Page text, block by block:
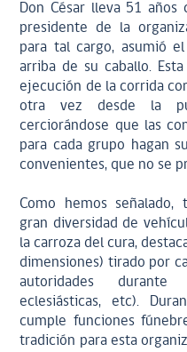
Don César lleva 51 años
presidente de la
para tal cargo, asumió
arriba de su caballo.
ejecución de la corrida
otra vez desde la
cerciorándose que las
para cada grupo hagan
convenientes, que no se
Como hemos señalado,
gran diversidad de
la carroza del cura,
dimensiones) tirado por
autoridades
eclesiásticas, etc).
cumple funciones
tradición para esta